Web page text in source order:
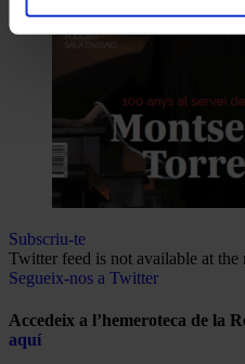
Subscriu-te
Twitter feed is not available at the
Segueix-nos a Twitter
Accedeix a l’hemeroteca de la
aquí